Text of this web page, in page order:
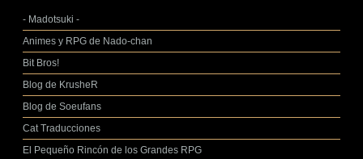
- Madotsuki -
Animes y RPG de Nado-chan
Bit Bros!
Blog de KrusheR
Blog de Soeufans
Cat Traducciones
El Pequeño Rincón de los Grandes RPG